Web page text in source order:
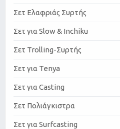
Σετ Ελαφριάς Συρτής
Σετ για Slow & Inchiku
Σετ Trolling-Συρτής
Σετ για Tenya
Σετ για Casting
Σετ Πολιάγκιστρα
Σετ για Surfcasting